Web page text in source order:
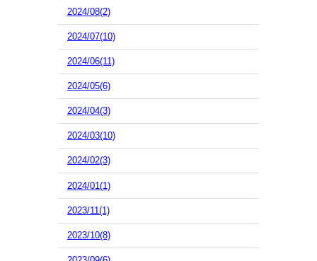
2024/08(2)
2024/07(10)
2024/06(11)
2024/05(6)
2024/04(3)
2024/03(10)
2024/02(3)
2024/01(1)
2023/11(1)
2023/10(8)